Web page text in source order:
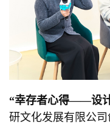
“幸存者心得——设
研文化发展有限公司